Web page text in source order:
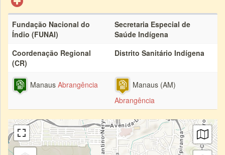
Fundação Nacional do
Índio (FUNAI)
Secretaria Especial de
Saúde Indígena
Coordenação Regional
(CR)
Distrito Sanitário Indígena
Manaus Abrangência
Manaus (AM)
Abrangência